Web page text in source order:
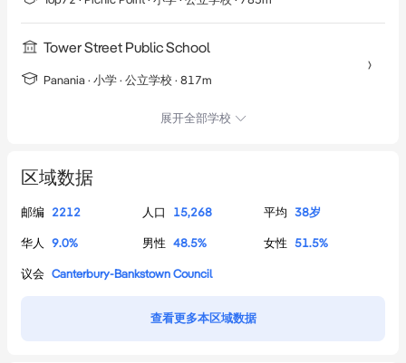
Tower Street Public School
Panania · 小学 · 公立学校 · 817m
展开全部学校
区域数据
邮编 2212 人口 15,268 平均 38岁
华人 9.0% 男性 48.5% 女性 51.5%
议会 Canterbury-Bankstown Council
查看更多本区域数据